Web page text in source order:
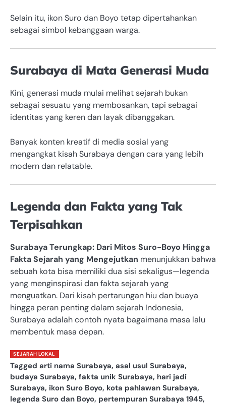
Selain itu, ikon Suro dan Boyo tetap dipertahankan
sebagai simbol kebanggaan warga.
Surabaya di Mata Generasi Muda
Kini, generasi muda mulai melihat sejarah bukan
sebagai sesuatu yang membosankan, tapi sebagai
identitas yang keren dan layak dibanggakan.
Banyak konten kreatif di media sosial yang
mengangkat kisah Surabaya dengan cara yang lebih
modern dan relatable.
Legenda dan Fakta yang Tak
Terpisahkan
Surabaya Terungkap: Dari Mitos Suro-Boyo Hingga
Fakta Sejarah yang Mengejutkan menunjukkan bahwa
sebuah kota bisa memiliki dua sisi sekaligus—legenda
yang menginspirasi dan fakta sejarah yang
menguatkan. Dari kisah pertarungan hiu dan buaya
hingga peran penting dalam sejarah Indonesia,
Surabaya adalah contoh nyata bagaimana masa lalu
membentuk masa depan.
SEJARAH LOKAL
Tagged arti nama Surabaya, asal usul Surabaya,
budaya Surabaya, fakta unik Surabaya, hari jadi
Surabaya, ikon Suro Boyo, kota pahlawan Surabaya,
legenda Suro dan Boyo, pertempuran Surabaya 1945,